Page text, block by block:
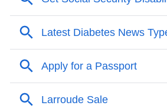
息，通过机械设备对涉案
碎、彻底破解。所有船体残
统一无害化处理，严防船
从源头根除海上安全风险，
安全与海洋生态双重防线。